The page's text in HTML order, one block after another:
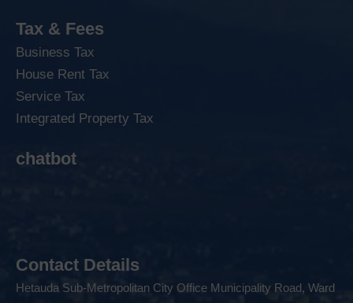
Tax & Fees
Business Tax
House Rent Tax
Service Tax
Integrated Property Tax
chatbot
Contact Details
Hetauda Sub-Metropolitan City Office Municipality Road, Ward